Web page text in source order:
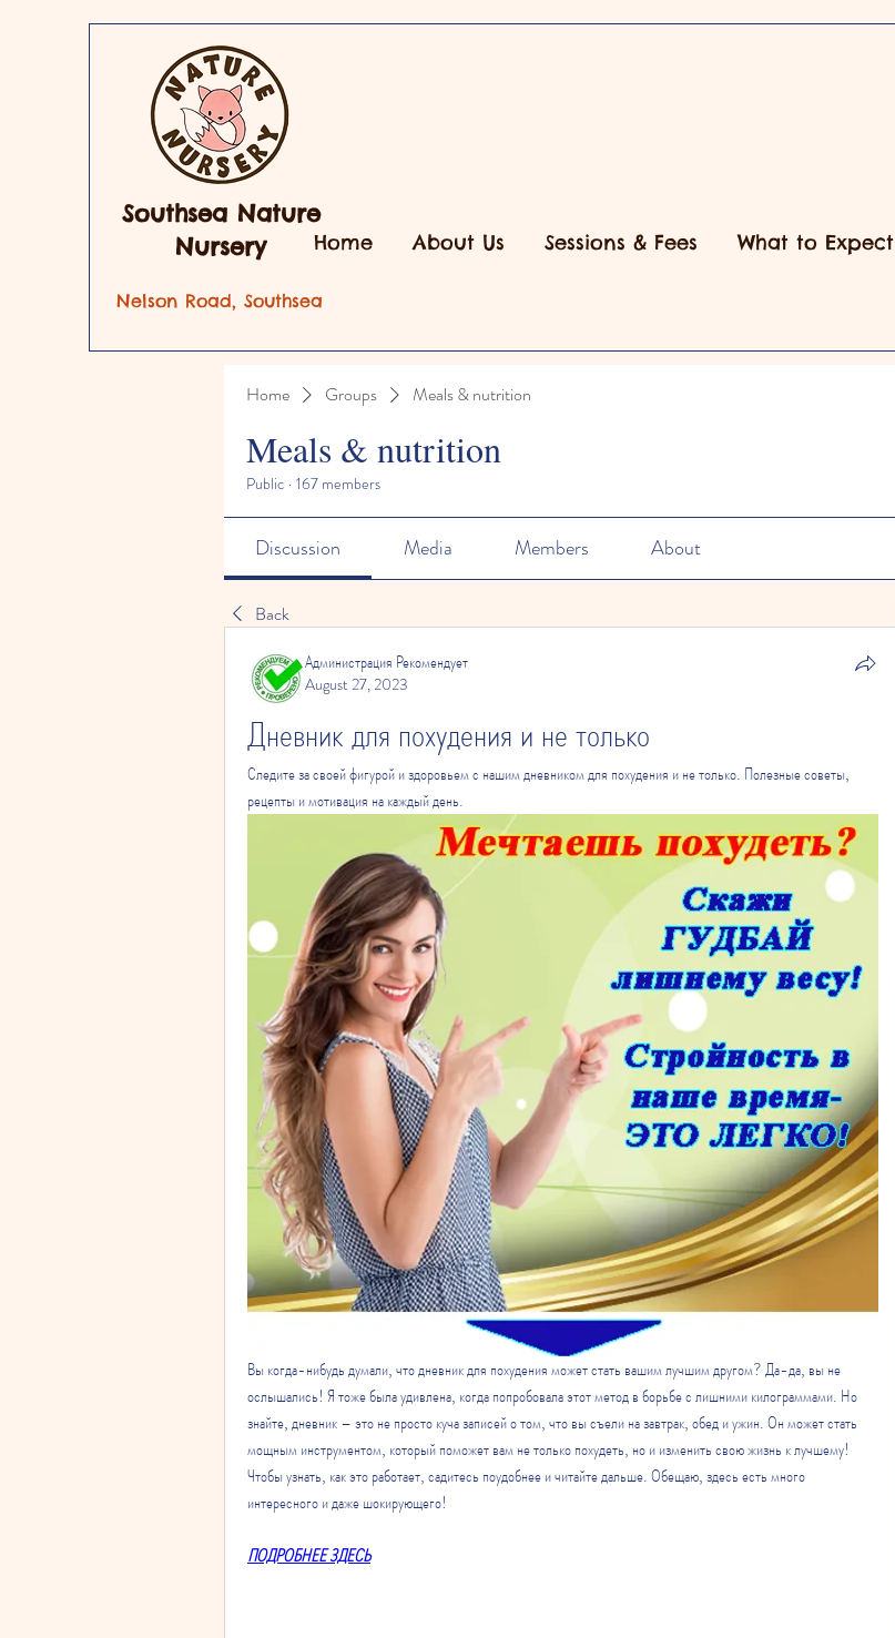
Southsea Nature
Nursery
Nelson Road, Southsea
Home About Us Sessions & Fees What to Expect
Home Groups Meals & nutrition
Meals & nutrition
Public · 167 members
Discussion Media Members About
Back
Администрация Рекомендует
August 27, 2023
Дневник для похудения и не только
Следите за своей фигурой и здоровьем с нашим дневником для похудения и не только. Полезные советы,
рецепты и мотивация на каждый день.
Вы когда-нибудь думали, что дневник для похудения может стать вашим лучшим другом? Да-да, вы не
ослышались! Я тоже была удивлена, когда попробовала этот метод в борьбе с лишними килограммами. Но
знайте, дневник – это не просто куча записей о том, что вы съели на завтрак, обед и ужин. Он может стать
мощным инструментом, который поможет вам не только похудеть, но и изменить свою жизнь к лучшему!
Чтобы узнать, как это работает, садитесь поудобнее и читайте дальше. Обещаю, здесь есть много
интересного и даже шокирующего!
ПОДРОБНЕЕ ЗДЕСЬ